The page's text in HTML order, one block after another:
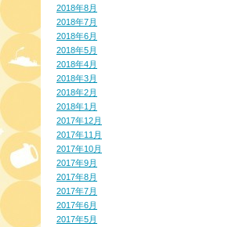
2018年8月
2018年7月
2018年6月
2018年5月
2018年4月
2018年3月
2018年2月
2018年1月
2017年12月
2017年11月
2017年10月
2017年9月
2017年8月
2017年7月
2017年6月
2017年5月